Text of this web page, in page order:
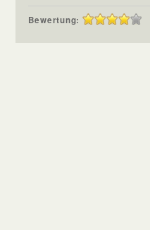
Bewertung: